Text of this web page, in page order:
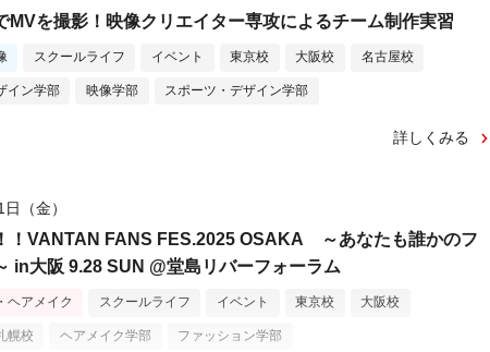
MVを撮影！映像クリエイター専攻によるチーム制作実習
スクールライフ イベント 東京校 大阪校 名古屋校
イン学部 映像学部 スポーツ・デザイン学部
詳しくみる
（金）
！VANTAN FANS FES.2025 OSAKA ～あなたも誰かのフ
in大阪 9.28 SUN @堂島リバーフォーラム
ヘアメイク スクールライフ イベント 東京校 大阪校
幌校 ヘアメイク学部 ファッション学部